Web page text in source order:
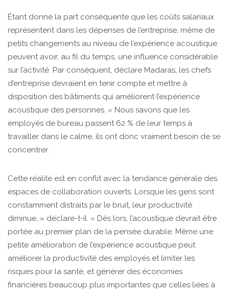
Étant donné la part conséquente que les coûts salariaux
représentent dans les dépenses de l’entreprise, même de
petits changements au niveau de l’expérience acoustique
peuvent avoir, au fil du temps, une influence considérable
sur l’activité. Par conséquent, déclare Madaras, les chefs
d’entreprise devraient en tenir compte et mettre à
disposition des bâtiments qui améliorent l’expérience
acoustique des personnes. « Nous savons que les
employés de bureau passent 62 % de leur temps à
travailler dans le calme, ils ont donc vraiment besoin de se
concentrer.
Cette réalité est en conflit avec la tendance générale des
espaces de collaboration ouverts. Lorsque les gens sont
constamment distraits par le bruit, leur productivité
diminue, » déclare-t-il. « Dès lors, l’acoustique devrait être
portée au premier plan de la pensée durable. Même une
petite amélioration de l’expérience acoustique peut
améliorer la productivité des employés et limiter les
risques pour la santé, et générer des économies
financières beaucoup plus importantes que celles liées à